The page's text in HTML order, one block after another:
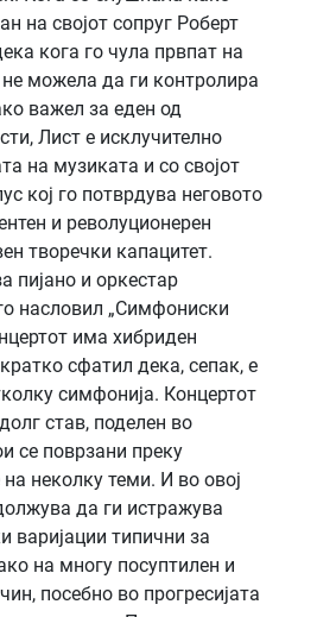
на својот сопруг Роберт
кога го чула првпат на
можела да ги контролира
важел за еден од
Лист е исклучително
на музиката и со својот
кој го потврдува неговото
и револуционерен
творечки капацитет.
пијано и оркестар
насловил „Симфониски
има хибриден
сфатил дека, сепак, е
симфонија. Концертот
став, поделен во
се поврзани преку
неколку теми. И во овој
да ги истражува
варијации типични за
на многу посуптилен и
посебно во прогресијата